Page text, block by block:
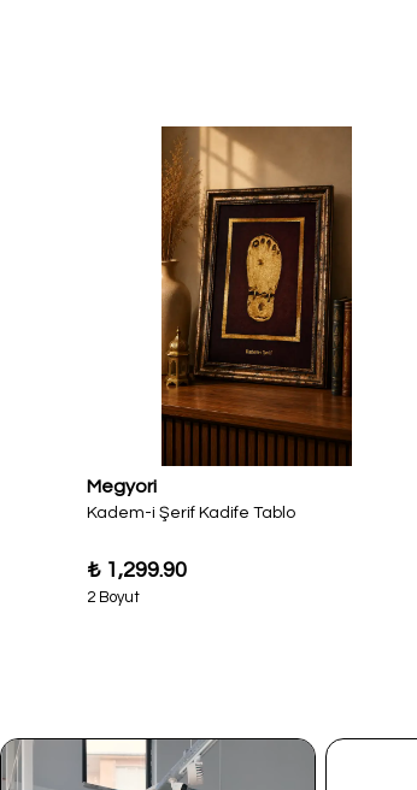
Megyori
Kadem-i Şerif Kadife Tablo
₺ 1,299.90
2 Boyut